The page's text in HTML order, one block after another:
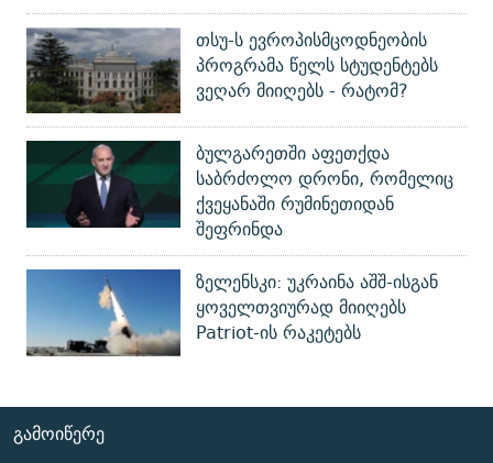
თსუ-ს ევროპისმცოდნეობის
პროგრამა წელს სტუდენტებს
ვეღარ მიიღებს - რატომ?
ბულგარეთში აფეთქდა
საბრძოლო დრონი, რომელიც
ქვეყანაში რუმინეთიდან
შეფრინდა
ზელენსკი: უკრაინა აშშ-ისგან
ყოველთვიურად მიიღებს
Patriot-ის რაკეტებს
ᲒᲐᲛᲝᲘᲬᲔᲠᲔ